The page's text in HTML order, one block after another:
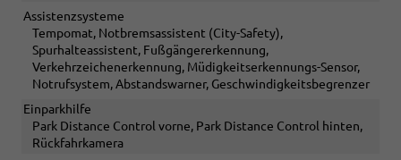
Assistenzsysteme
Tempomat, Notbremsassistent (City-Safety),
Spurhalteassistent, Fußgängererkennung,
Verkehrzeichenerkennung, Müdigkeitserkennungs-Sensor,
Notrufsystem, Abstandswarner, Geschwindigkeitsbegrenzer
Einparkhilfe
Park Distance Control vorne, Park Distance Control hinten,
Rückfahrkamera